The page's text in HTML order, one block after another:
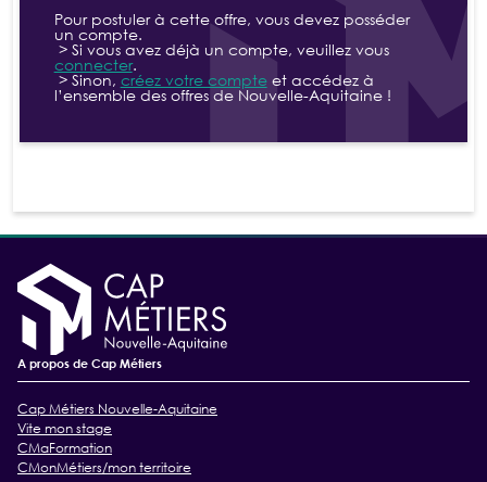
Pour postuler à cette offre, vous devez posséder
un compte.
> Si vous avez déjà un compte, veuillez vous
connecter.
> Sinon,créez votre compteet accédez à
l’ensemble des offres de Nouvelle-Aquitaine !
A propos de Cap Métiers
Cap Métiers Nouvelle-Aquitaine
Vite mon stage
CMaFormation
CMonMétiers/mon territoire